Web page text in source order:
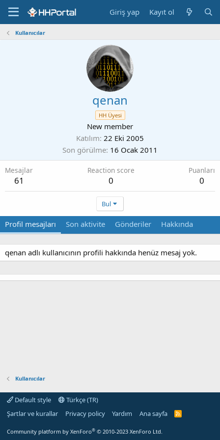
Giriş yap Kayıt ol
Kullanıcılar
qenan
HH Üyesi
New member
Katılım 22 Eki 2005
Son görülme 16 Ocak 2011
Mesajlar
61
Reaction score
0
Puanları
0
Bul
Profil mesajları Son aktivite Gönderiler Hakkında
qenan adlı kullanıcının profili hakkında henüz mesaj yok.
Kullanıcılar
Default style
Türkçe (TR)
Şartlar ve kurallar
Privacy policy Yardım Ana sayfa
R
Community platform by XenForo® © 2010-2023 XenForo Ltd.